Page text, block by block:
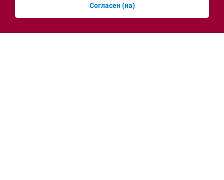
Острая ситуация
Согласен (на)